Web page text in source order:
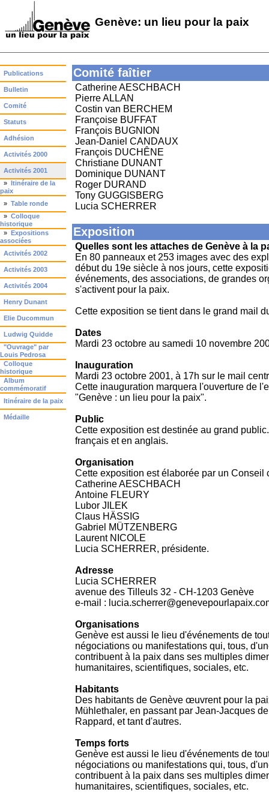
Genève: un lieu pour la paix
Publications
Bulletin
Comité
Statuts
Adhésion
Activités 2000
Activités 2001
» Itinéraire de la
paix
» Table ronde
» Colloque
historique
» Expositions
associées
Activités 2002
Activités 2003
Activités 2004
Henry Dunant
Elie Ducommun
Ludwig Quidde
"Ouvrage" par
Louis Pedrosa
Colloque
historique
Album
commémoratif
Itinéraire de la paix
Médaille
Comité faîtier
Catherine AESCHBACH
Pierre ALLAN
Costin van BERCHEM
Françoise BUFFAT
François BUGNION
Jean-Daniel CANDAUX
François DUCHÊNE
Christiane DUNANT
Dominique DUNANT
Roger DURAND
Tony GUGGISBERG
Lucia SCHERRER
Exposition
Quelles sont les attaches de Genève à la
En 80 panneaux et 253 images avec des
début du 19e siècle à nos jours, cette
événements, des associations, de grandes
s'activent pour la paix.
Cette exposition se tient dans le grand mail
Dates
Mardi 23 octobre au samedi 10 novembre
Inauguration
Mardi 23 octobre 2001, à 17h sur le mail
Cette inauguration marquera l'ouverture de
"Genève : un lieu pour la paix".
Public
Cette exposition est destinée au grand
français et en anglais.
Organisation
Cette exposition est élaborée par un Conseil
Catherine AESCHBACH
Antoine FLEURY
Lubor JILEK
Claus HÄSSIG
Gabriel MÜTZENBERG
Laurent NICOLE
Lucia SCHERRER, présidente.
Adresse
Lucia SCHERRER
avenue des Tilleuls 32 - CH-1203 Genève
e-mail :
Organisations
Genève est aussi le lieu d'événements de
négociations ou manifestations qui, tous,
contribuent à la paix dans ses multiples
humanitaires, scientifiques, sociales, etc.
Habitants
Des habitants de Genève œuvrent pour la
Mühlethaler, en passant par Jean-Jacques
Rappard, et tant d'autres.
Temps forts
Genève est aussi le lieu d'événements de
négociations ou manifestations qui, tous,
contribuent à la paix dans ses multiples
humanitaires, scientifiques, sociales, etc.